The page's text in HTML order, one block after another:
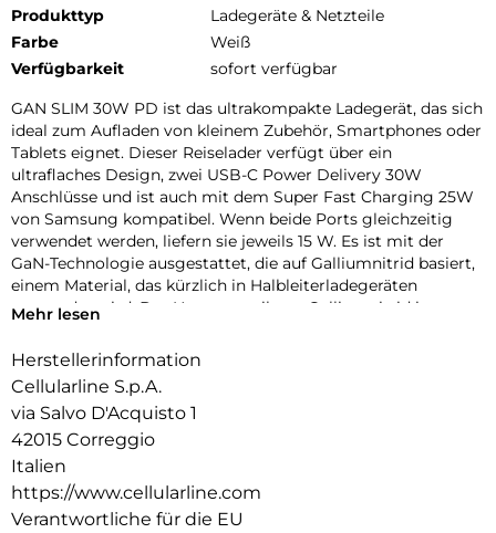
Produkttyp
Ladegeräte & Netzteile
Farbe
Weiß
Verfügbarkeit
sofort verfügbar
GAN SLIM 30W PD ist das ultrakompakte Ladegerät, das sich
ideal zum Aufladen von kleinem Zubehör, Smartphones oder
Tablets eignet. Dieser Reiselader verfügt über ein
ultraflaches Design, zwei USB-C Power Delivery 30W
Anschlüsse und ist auch mit dem Super Fast Charging 25W
von Samsung kompatibel. Wenn beide Ports gleichzeitig
verwendet werden, liefern sie jeweils 15 W. Es ist mit der
GaN-Technologie ausgestattet, die auf Galliumnitrid basiert,
einem Material, das kürzlich in Halbleiterladegeräten
verwendet wird. Der Hauptvorteil von Galliumnitrid im
Wärme erzeugt. Durch die reduzierte Wärmeentwicklung
werden, wodurch die Gesamtgröße der Ladegeräte reduziert
wird.
Mehr lesen
Herstellerinformation
Cellularline S.p.A.
via Salvo D'Acquisto 1
42015 Correggio
Italien
https://www.cellularline.com
Verantwortliche für die EU